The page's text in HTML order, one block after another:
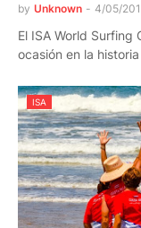
by Unknown - 4/05/
El ISA World Surfing
ocasión en la
ISA